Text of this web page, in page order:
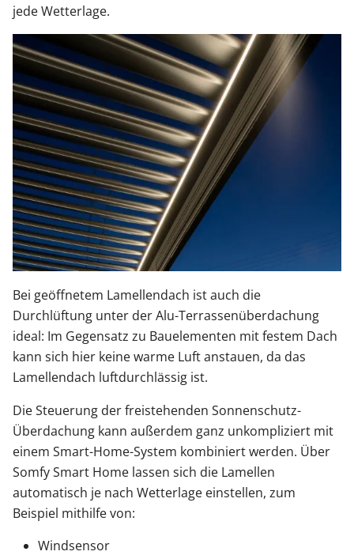
jede Wetterlage.
Bei geöffnetem Lamellendach ist auch die
Durchlüftung unter der Alu-Terrassenüberdachung
ideal: Im Gegensatz zu Bauelementen mit festem Dach
kann sich hier keine warme Luft anstauen, da das
Lamellendach luftdurchlässig ist.
Die Steuerung der freistehenden Sonnenschutz-
Überdachung kann außerdem ganz unkompliziert mit
einem Smart-Home-System kombiniert werden. Über
Somfy Smart Home lassen sich die Lamellen
automatisch je nach Wetterlage einstellen, zum
Beispiel mithilfe von:
Windsensor